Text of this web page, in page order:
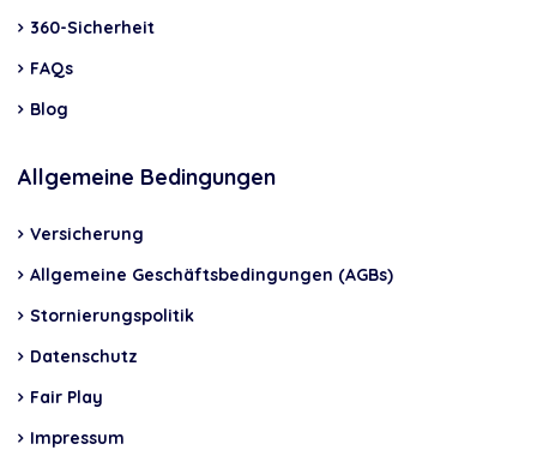
360-Sicherheit
FAQs
Blog
Allgemeine Bedingungen
Versicherung
Allgemeine Geschäftsbedingungen (AGBs)
Stornierungspolitik
Datenschutz
Fair Play
Impressum